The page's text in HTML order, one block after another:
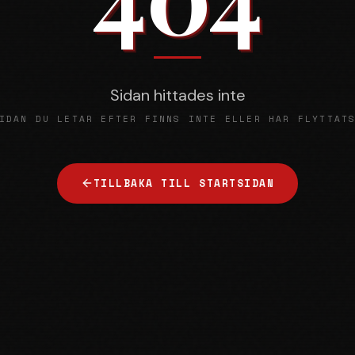
Sidan hittades inte
DU LETAR EFTER FINNS INTE ELLER HAR
TILLBAKA TILL STARTSIDAN